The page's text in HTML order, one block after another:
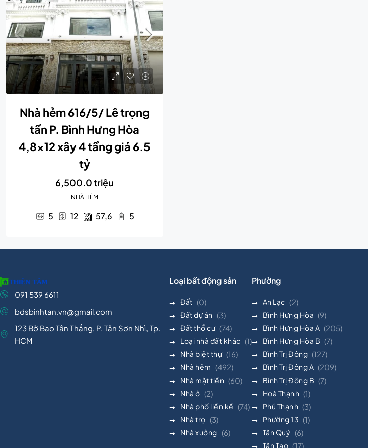
Nhà hẻm 616/5/ Lê trọng
tấn P. Bình Hưng Hòa
4,8×12 xây 4 tầng giá 6.5
tỷ
6,500.0 triệu
NHÀ HẺM
5 12 57,6 5
091 539 6611
bdsbinhtan.vn@gmail.com
123 Bờ Bao Tân Thắng, P. Tân Sơn Nhì, Tp.
HCM
Loại bất động sản
Đất (0)
Đất dự án (3)
Đất thổ cư (74)
Loại nhà đất khác (1)
Nhà biệt thự (16)
Nhà hẻm (492)
Nhà mặt tiền (60)
Nhà ở (2)
Nhà phố liền kề (74)
Nhà trọ (3)
Nhà xưởng (6)
Phường
An Lạc (2)
Bình Hưng Hòa (9)
Bình Hưng Hòa A (205)
Bình Hưng Hòa B (7)
Bình Trị Đông (127)
Bình Trị Đông A (209)
Bình Trị Đông B (7)
Hoà Thạnh (1)
Phú Thạnh (3)
Phường 13 (1)
Tân Quý (6)
Tân Tạo (17)